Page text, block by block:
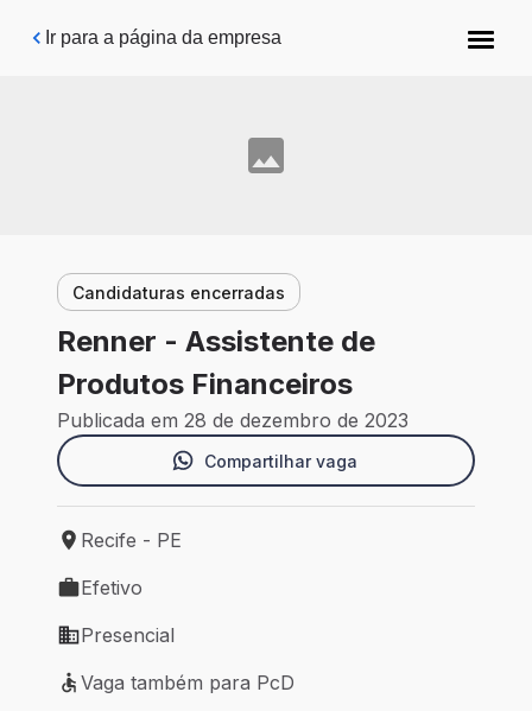
Pular para o conteúdo principal
Ir para a página da empresa
Candidaturas encerradas
Renner - Assistente de
Produtos Financeiros
Publicada em 28 de dezembro de 2023
Compartilhar vaga
Local de trabalho: Recife - PE
Recife - PE
Tipo de vaga: Efetivo
Efetivo
Modelo de trabalho: Presencial
Presencial
Vaga também para PcD
Vaga também para PcD